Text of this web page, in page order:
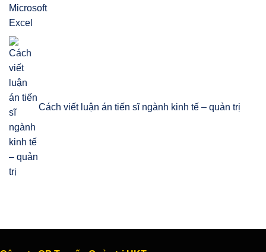
Cách viết luận án tiến sĩ ngành kinh tế – quản trị